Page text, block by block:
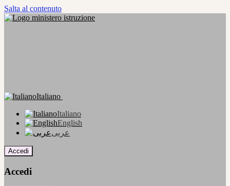
Salta al contenuto
Italiano
Italiano
English
عربى
Accedi
Accedi